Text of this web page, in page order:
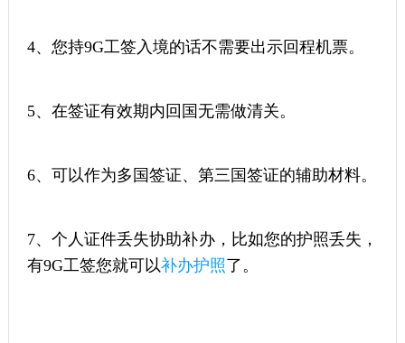
4、您持9G工签入境的话不需要出示回程机票。
5、在签证有效期内回国无需做清关。
6、可以作为多国签证、第三国签证的辅助材料。
7、个人证件丢失协助补办，比如您的护照丢失，
有9G工签您就可以补办护照了。